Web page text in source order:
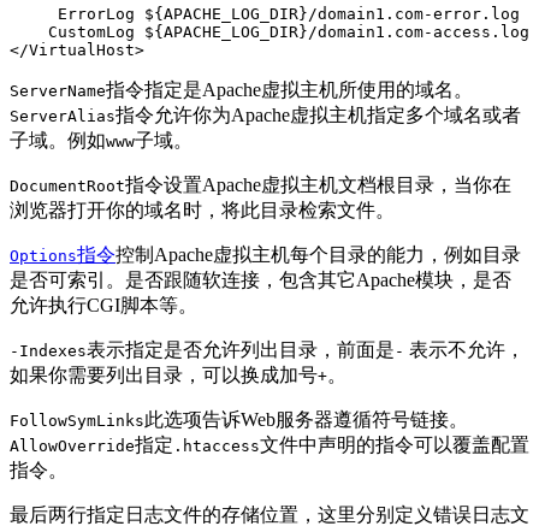
     ErrorLog ${APACHE_LOG_DIR}/domain1.com-error.log
CustomLog ${APACHE_LOG_DIR}/domain1.com-access.log
ServerName指令指定是Apache虚拟主机所使用的域名。
ServerAlias指令允许你为Apache虚拟主机指定多个域名或者
子域。例如www子域。
DocumentRoot指令设置Apache虚拟主机文档根目录，当你在
浏览器打开你的域名时，将此目录检索文件。
Options指令控制Apache虚拟主机每个目录的能力，例如目录
是否可索引。是否跟随软连接，包含其它Apache模块，是否
允许执行CGI脚本等。
-Indexes表示指定是否允许列出目录，前面是 - 表示不允许，
如果你需要列出目录，可以换成加号+。
FollowSymLinks此选项告诉Web服务器遵循符号链接。
AllowOverride指定 .htaccess文件中声明的指令可以覆盖配置
指令。
最后两行指定日志文件的存储位置，这里分别定义错误日志文